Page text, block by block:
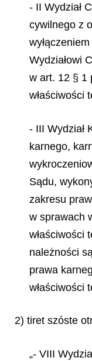
- II Wydział
cywilnego z
Wydziałowi
w art. 12 § 1
właściwości
- III Wydział
karnego,
Sądu,
zakresu
w sprawach
właściwości
należności
prawa
właściwości
2) tiret szóste
„- VIII